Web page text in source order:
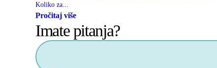
Koliko za...
Pročitaj više
Imate pitanja?